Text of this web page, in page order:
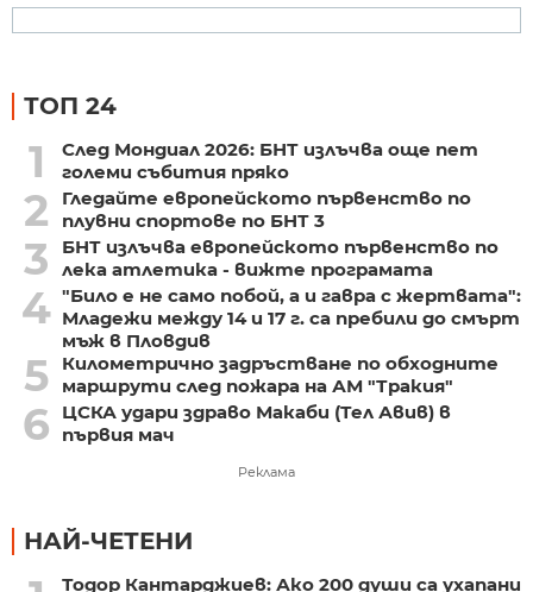
ТОП 24
1
След Мондиал 2026: БНТ излъчва още пет
големи събития пряко
2
Гледайте европейското първенство по
плувни спортове по БНТ 3
3
БНТ излъчва европейското първенство по
лека атлетика - вижте програмата
4 "Било е не само побой, а и гавра с жертвата":
Младежи между 14 и 17 г. са пребили до смърт
мъж в Пловдив
5
Километрично задръстване по обходните
маршрути след пожара на АМ "Тракия"
6
ЦСКА удари здраво Макаби (Тел Авив) в
първия мач
Реклама
НАЙ-ЧЕТЕНИ
Тодор Кантарджиев: Ако 200 души са ухапани